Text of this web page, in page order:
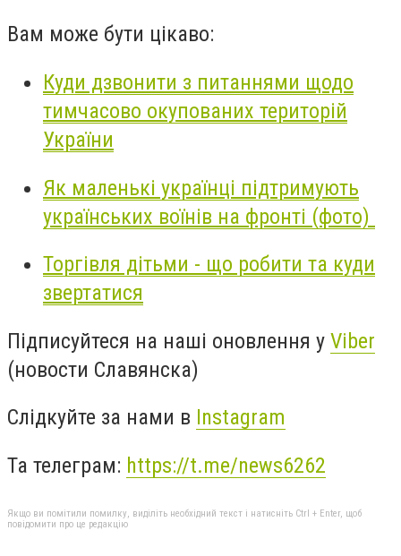
Вам може бути цікаво:
Куди дзвонити з питаннями щодо
тимчасово окупованих територій
України
Як маленькі українці підтримують
українських воїнів на фронті (фото)
Торгівля дітьми - що робити та куди
звертатися
Підписуйтеся на наші оновлення у Viber
(новости Славянска)
Слідкуйте за нами в Instagram
Та телеграм: https://t.me/news6262
Якщо ви помітили помилку, виділіть необхідний текст і натисніть Ctrl + Enter, щоб
повідомити про це редакцію